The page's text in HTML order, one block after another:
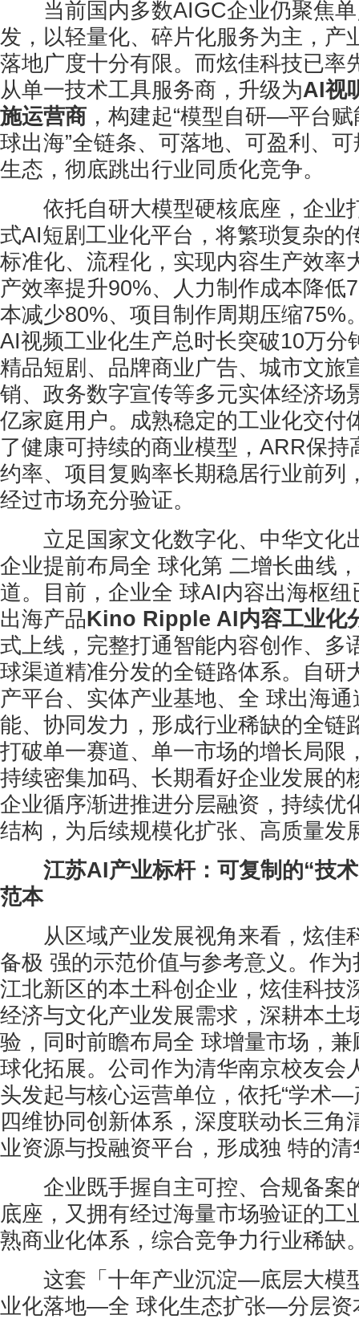
当前国内多数AIGC企业仍聚焦单
发，以轻量化、碎片化服务为主，产
落地广度十分有限。而炫佳科技已率
从单一技术工具服务商，升级为AI视
施运营商 ，构建起“模型自研—平台
球出海”全链条、可落地、可盈利、
生态，彻底跳出行业同质化竞争。
依托自研大模型硬核底座，企业
式AI短剧工业化平台，将繁琐复杂的
标准化、流程化，实现内容生产效率
产效率提升90%、人力制作成本降低
本减少80%、项目制作周期压缩75%
AI视频工业化生产总时长突破10万分
精品短剧、品牌商业广告、城市文旅
销、政务数字宣传等多元实体经济场
亿家庭用户。成熟稳定的工业化交付
了健康可持续的商业模型，ARR保持
约率、项目复购率长期稳居行业前列
经过市场充分验证。
立足国家文化数字化、中华文化
企业提前布局全 球化第 二增长曲线
道。目前，企业全 球AI内容出海枢
出海产品Kino Ripple AI内容工业化
式上线，完整打通智能内容创作、多
球渠道精准分发的全链路体系。自研
产平台、实体产业基地、全 球出海
能、协同发力，形成行业稀缺的全链
打破单一赛道、单一市场的增长局限
持续密集加码、长期看好企业发展的
企业循序渐进推进分层融资，持续优
结构，为后续规模化扩张、高质量发
江苏AI产业标杆：可复制的“技
范本
从区域产业发展视角来看，炫佳
备极 强的示范价值与参考意义。作
江北新区的本土科创企业，炫佳科技
经济与文化产业发展需求，深耕本土
验，同时前瞻布局全 球增量市场，
球化拓展。公司作为清华南京校友会
头发起与核心运营单位，依托“学术
四维协同创新体系，深度联动长三角
业资源与投融资平台，形成独 特的
企业既手握自主可控、合规备案
底座，又拥有经过海量市场验证的工
熟商业化体系，综合竞争力行业稀缺
这套「十年产业沉淀—底层大模
业化落地—全 球化生态扩张—分层资